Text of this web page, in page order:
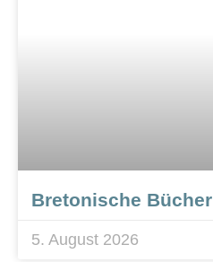
Bretonische Bücher
5. August 2026